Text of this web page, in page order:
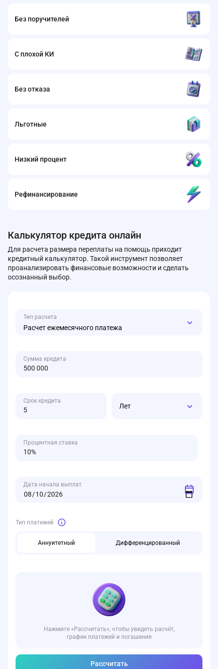
Без поручителей
С плохой КИ
Без отказа
Льготные
Низкий процент
Рефинансирование
Калькулятор кредита онлайн
Для расчета размера переплаты на помощь приходит
кредитный калькулятор. Такой инструмент позволяет
проанализировать финансовые возможности и сделать
осознанный выбор.
Тип расчета
Расчет ежемесячного платежа
Сумма кредита
Срок кредита
Лет
Процентная ставка
Дата начала выплат
Тип платежей
Аннуитетный Дифференцированный
Нажмите «Рассчитать», чтобы увидеть расчёт,
график платежей и погашения
Рассчитать